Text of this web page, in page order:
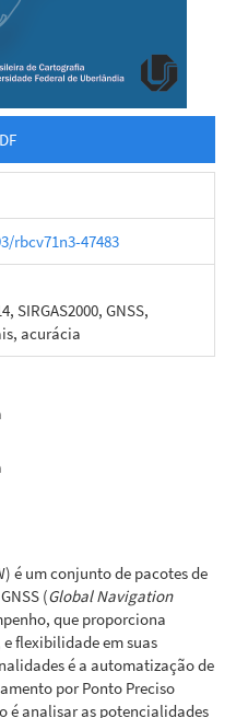
rbcv71n3-47483
SIRGAS2000, GNSS,
acurácia
é um conjunto de pacotes de
(Global Navigation
que proporciona
flexibilidade em suas
é a automatização de
por Ponto Preciso
é analisar as potencialidades